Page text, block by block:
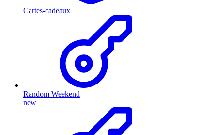
Cartes-cadeaux
Random Weekend
new